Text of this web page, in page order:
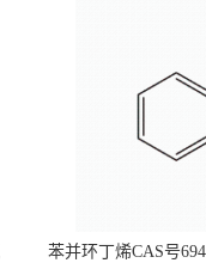
苯并环丁烯CAS号